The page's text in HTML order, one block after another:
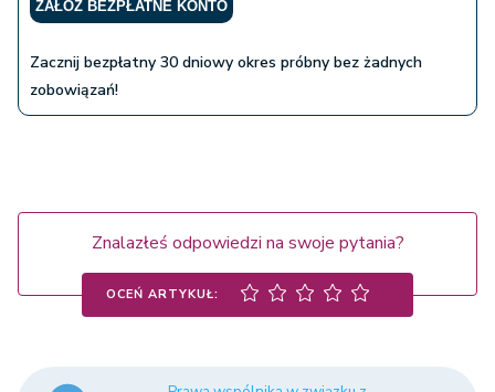
ZAŁÓŻ BEZPŁATNE KONTO
Zacznij bezpłatny 30 dniowy okres próbny bez żadnych
zobowiązań!
Znalazłeś odpowiedzi na swoje pytania?
OCEŃ ARTYKUŁ: